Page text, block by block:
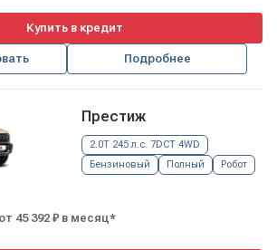
Купить в кредит
Подробнее
Престиж
2.0T 245 л.с. 7DCT 4WD
Бензиновый
Полный Робот
от 45 392 ₽ в месяц*